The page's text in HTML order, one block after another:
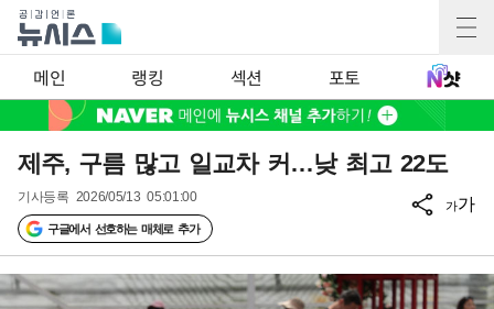
메인 랭킹 섹션 포토
제주, 구름 많고 일교차 커…낮 최고 22도
기사등록 2026/05/13 05:01:00
구글에서 선호하는 매체로 추가
가가